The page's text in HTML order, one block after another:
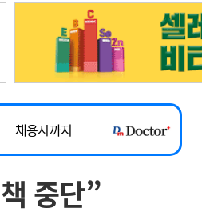
지필공 지원책
수련환경 개선
의과대학 입시
정책/통계 공시
~2026-08-31
채용시까지
채용시까지
~2026-08-15
~2026-08-31
중단”